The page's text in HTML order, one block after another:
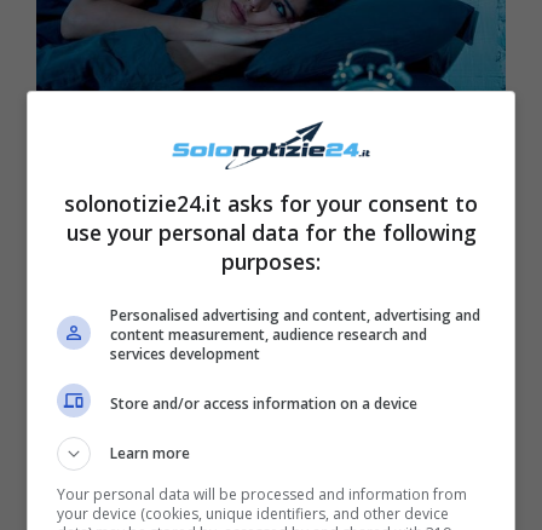
L’orologio vicino al letto è fonte di stress
Indossare i calzini
Se i piedi sono caldi si dorme prima e meglio.
Questo perché – hanno osservato dei
ricercatori svizzeri in uno studio pubblicato su
Nature – se nelle estremità si disperde il
calore la circolazione del corpo si muove
solonotizie24.it asks for your consent to
use your personal data for the following
purposes:
Personalised advertising and content, advertising and
content measurement, audience research and
services development
Store and/or access information on a device
Learn more
Your personal data will be processed and information from
your device (cookies, unique identifiers, and other device